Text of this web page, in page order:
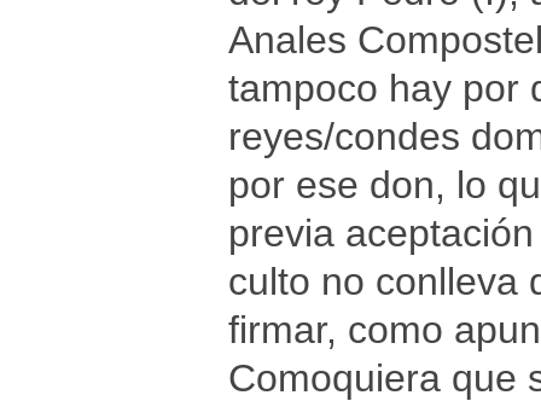
Anales
tampoco hay por
reyes/condes
por ese don, lo
previa
culto no conlleva
firmar, como
Comoquiera que